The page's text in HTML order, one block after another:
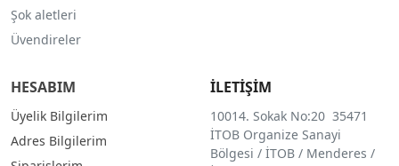
Şok aletleri
Üvendireler
HESABIM
Üyelik Bilgilerim
Adres Bilgilerim
İLETİŞİM
10014. Sokak No:20 35471
İTOB Organize Sanayi
Bölgesi / İTOB / Menderes /